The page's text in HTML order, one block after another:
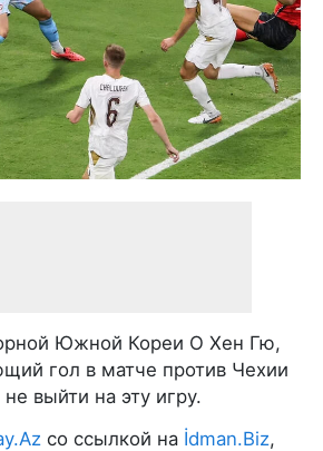
Южной Кореи О Хен Гю,
гол в матче против Чехии
выйти на эту игру.
со ссылкой на İdman.Biz,